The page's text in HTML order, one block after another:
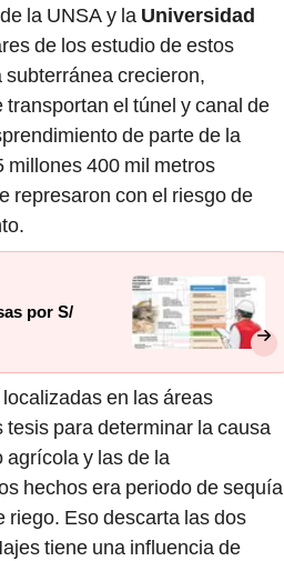
la UNSA y la Universidad
de los estudio de estos
crecieron,
el túnel y canal de
de parte de la
millones 400 mil metros
represaron con el riesgo de
por S/
en las áreas
para determinar la causa
y las de la
hechos era periodo de sequía
riego. Eso descarta las dos
tiene una influencia de